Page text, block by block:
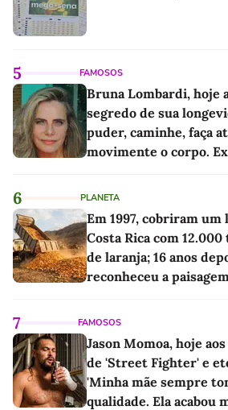
5 FAMOSOS
Bruna Lombardi, hoje
segredo de sua
puder, caminhe, faça
movimente o corpo.
6 PLANETA
Em 1997, cobriram um
Costa Rica com 12.000
de laranja; 16 anos
reconheceu a paisagem
7 FAMOSOS
Jason Momoa, hoje
de 'Street Fighter' e
'Minha mãe sempre
qualidade. Ela acabou